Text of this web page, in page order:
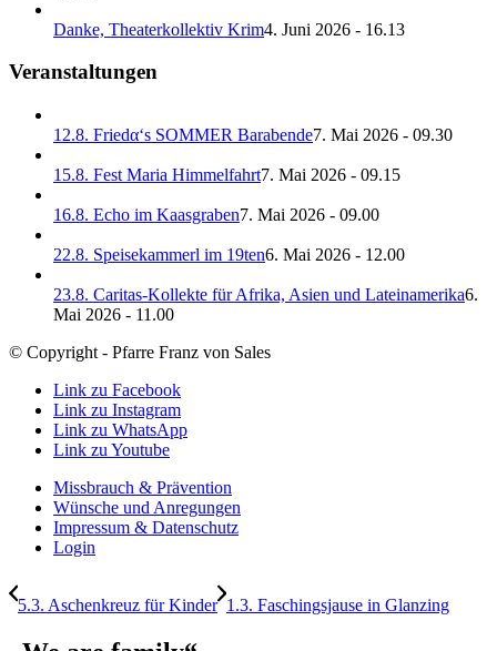
Danke, Theaterkollektiv Krim4. Juni 2026 - 16.13
Veranstaltungen
12.8. Friedα‘s SOMMER Barabende7. Mai 2026 - 09.30
15.8. Fest Maria Himmelfahrt7. Mai 2026 - 09.15
16.8. Echo im Kaasgraben7. Mai 2026 - 09.00
22.8. Speisekammerl im 19ten6. Mai 2026 - 12.00
23.8. Caritas-Kollekte für Afrika, Asien und Lateinamerika6.
Mai 2026 - 11.00
© Copyright - Pfarre Franz von Sales
Link zu Facebook
Link zu Instagram
Link zu WhatsApp
Link zu Youtube
Missbrauch & Prävention
Wünsche und Anregungen
Impressum & Datenschutz
Login
5.3. Aschenkreuz für Kinder 1.3. Faschingsjause in Glanzing